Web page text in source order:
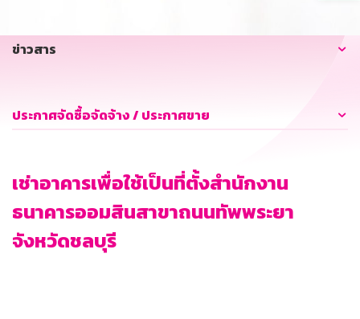
ข่าวสาร
ประกาศจัดซื้อจัดจ้าง / ประกาศขาย
เช่าอาคารเพื่อใช้เป็นที่ตั้งสำนักงาน
ธนาคารออมสินสาขาถนนทัพพระยา
จังหวัดชลบุรี